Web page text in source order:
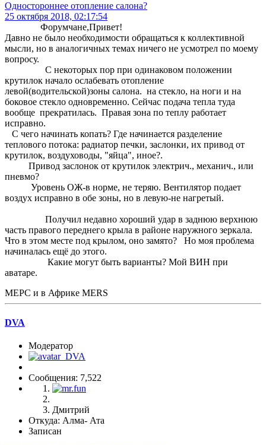
Одностороннее отопление салона?
25 октября 2018, 02:17:54
Форумчане,Привет!
Давно не было необходимости обращаться к коллективной
мысли, но в аналогичных темах ничего не усмотрел по моему
вопросу.
С некоторых пор при одинаковом положении
крутилок начало ослабевать отопление
левой(водительской)зоны салона. на стекло, на ноги и на
боковое стекло одновременно. Сейчас подача тепла туда
вообще прекратилась. Правая зона по теплу работает
исправно.
С чего начинать копать? Где начинается разделение
теплового потока: радиатор печки, заслонки, их привод от
крутилок, воздуховоды, "яйца", иное?.
Привод заслонок от крутилок электрич., механич., или
пневмо?
Уровень ОЖ-в норме, не теряю. Вентилятор подает
воздух исправно в обе зоны, но в левую-не нагретый.
Получил недавно хороший удар в заднюю верхнюю
часть правого переднего крыла в районе наружного зеркала.
Что в этом месте под крылом, оно замято? Но моя проблема
начиналась ещё до этого.
Какие могут быть варианты? Мой ВИН при
аватаре.
МЕРС и в Африке MERS
DVA
Модератор
Сообщения: 7,522
Дмитрий
Откуда: Алма- Ата
Записан